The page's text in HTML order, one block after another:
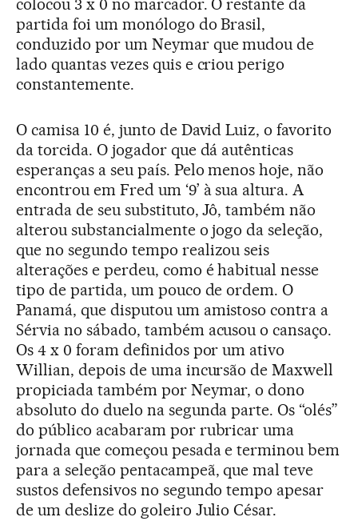
colocou 3 x 0 no marcador. O restante da
partida foi um monólogo do Brasil,
conduzido por um Neymar que mudou de
lado quantas vezes quis e criou perigo
constantemente.
O camisa 10 é, junto de David Luiz, o favorito
da torcida. O jogador que dá autênticas
esperanças a seu país. Pelo menos hoje, não
encontrou em Fred um ‘9’ à sua altura. A
entrada de seu substituto, Jô, também não
alterou substancialmente o jogo da seleção,
que no segundo tempo realizou seis
alterações e perdeu, como é habitual nesse
tipo de partida, um pouco de ordem. O
Panamá, que disputou um amistoso contra a
Sérvia no sábado, também acusou o cansaço.
Os 4 x 0 foram definidos por um ativo
Willian, depois de uma incursão de Maxwell
propiciada também por Neymar, o dono
absoluto do duelo na segunda parte. Os “olés”
do público acabaram por rubricar uma
jornada que começou pesada e terminou bem
para a seleção pentacampeã, que mal teve
sustos defensivos no segundo tempo apesar
de um deslize do goleiro Julio César.